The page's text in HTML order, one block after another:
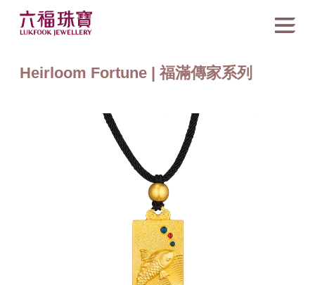
Heirloom Fortune | 福滿傳家系列